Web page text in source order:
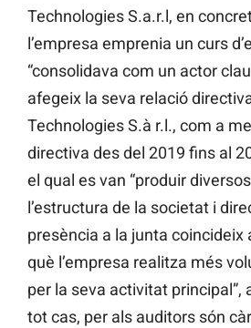
Technologies S.a.r.l, en
l’empresa emprenia un curs
“consolidava com un actor
afegeix la seva relació
Technologies S.à r.l., com a
directiva des del 2019 fins al
el qual es van “produir
l’estructura de la societat i
presència a la junta coincideix
què l’empresa realitza més
per la seva activitat principal”,
tot cas, per als auditors són